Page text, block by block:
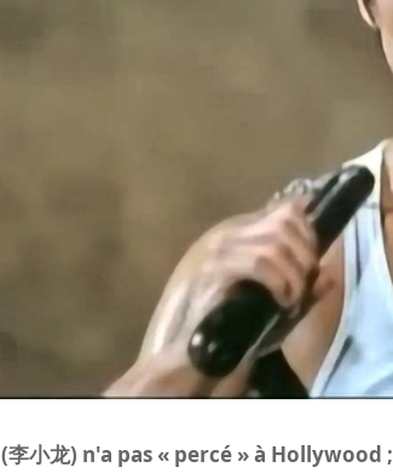
(李小龙) n'a pas « percé » à